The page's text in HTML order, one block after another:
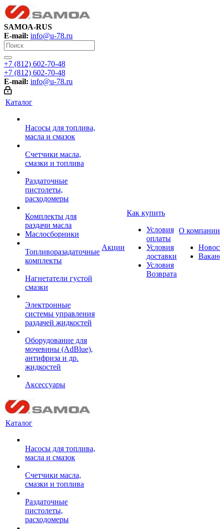
SAMOA-RUS
E-mail: info@u-78.ru
+7 (812) 602-70-48
+7 (812) 602-70-48
E-mail: info@u-78.ru
Каталог
Насосы для топлива,
масла и смазок
Счетчики масла,
смазки и топлива
Раздаточные
пистолеты,
расходомеры
Комплекты для
раздачи масла
Маслосборники
Топливоразадаточные
комплекты
Нагнетатели густой
смазки
Электронные
системы управления
раздачей жидкостей
Оборудование для
мочевины (AdBlue),
антифриза и др.
жидкостей
Аксессуары
Акции
Как купить
Условия
оплаты
Условия
доставки
Условия
Возврата
О компании
Каталог
Насосы для топлива,
масла и смазок
Счетчики масла,
смазки и топлива
Раздаточные
пистолеты,
расходомеры